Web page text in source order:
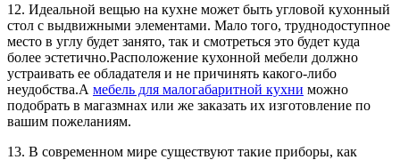
12. Идеальной вещью на кухне может быть угловой кухонный
стол с выдвижными элементами. Мало того, труднодоступное
место в углу будет занято, так и смотреться это будет куда
более эстетично.Расположение кухонной мебели должно
устраивать ее обладателя и не причинять какого-либо
неудобства.А мебель для малогабаритной кухни можно
подобрать в магазмнах или же заказать их изготовление по
вашим пожеланиям.
13. В современном мире существуют такие приборы, как